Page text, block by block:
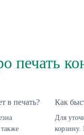
печать
в печать? Как
Для
корзину.